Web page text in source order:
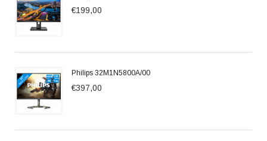
€199,00
Philips 32M1N5800A/00
€397,00